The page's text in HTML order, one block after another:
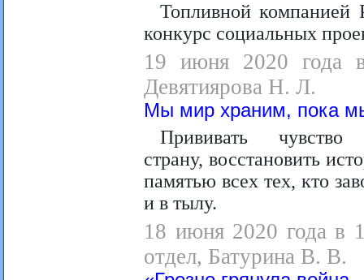
Топливной
конкурс социальных
19 июня 2020 года
Девятиярова Н. Л.
Мы мир храним, пока
Прививать
страну,восстановить
памятью всех тех, кто
и в тылу.
18 июня 2020 года в
отдел, Батурина В. В.